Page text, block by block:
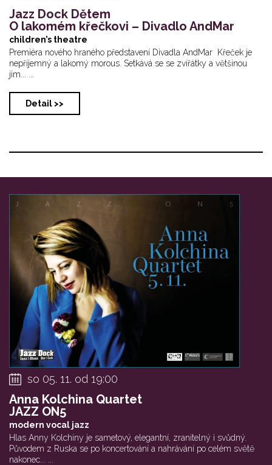
Jazz Dock Dětem
O lakomém křečkovi – Divadlo AndMar
children’s theatre
Premiéra nového hraného představení Divadla AndMar Křeček je
nepříjemný a lakomý morous. Setkává se se zvířátky a většinou
jim... ...
Detail >>
so 05. 11. od 19:00
Anna Kolchina Quartet
JAZZ ON5
modern vocal jazz
Hlas Anny Kolchiny je sametový, elegantní, zranitelný i svůdný.
Původem z Ruska se po koncertování a nahrávání po celém světě
nakonec... ...